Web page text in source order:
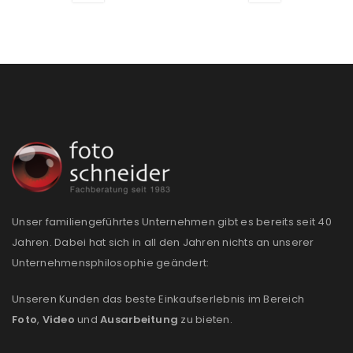
ANMELDEN
PASSWORT VERGESSEN?
REGISTRIEREN
E-Mail-Adresse*
Unser familiengeführtes Unternehmen gibt es bereits seit 40
Jahren. Dabei hat sich in all den Jahren nichts an unserer
Unternehmensphilosophie geändert:
Unseren Kunden das beste Einkaufserlebnis im Bereich
Foto, Video und Ausarbeitung zu bieten.